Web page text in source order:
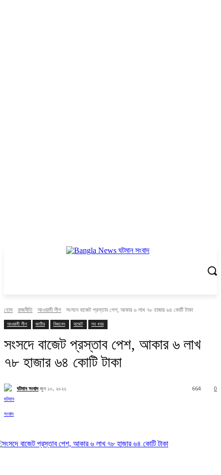
হোম রাজনীতি আওয়ামী লীগ সংসদে বাজেট প্রস্তাব পেশ, আকার ৬ লাখ ৭৮ হাজার ৬৪ কোটি টাকা
আওয়ামী লীগ জাতীয় বিজনেস বাজেট সব খবর
সংসদে বাজেট প্রস্তাব পেশ, আকার ৬ লাখ
৭৮ হাজার ৬৪ কোটি টাকা
ঘটমান সংবাদ জুন ১০, ২০২২ 0
664